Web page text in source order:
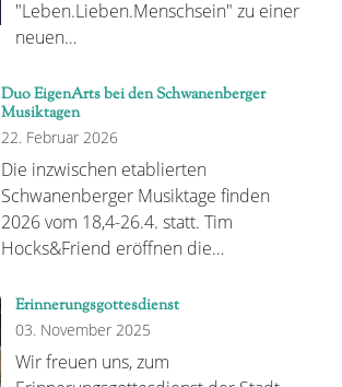
"Leben.Lieben.Menschsein" zu einer
neuen…
Duo EigenArts bei den Schwanenberger
Musiktagen
22. Februar 2026
Die inzwischen etablierten
Schwanenberger Musiktage finden
2026 vom 18,4-26.4. statt. Tim
Hocks&Friend eröffnen die…
Erinnerungsgottesdienst
03. November 2025
Wir freuen uns, zum